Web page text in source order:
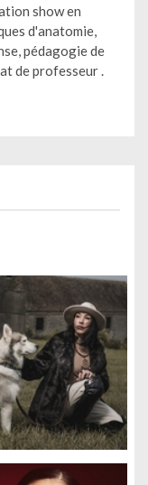
show en
d'anatomie,
pédagogie de
de professeur .